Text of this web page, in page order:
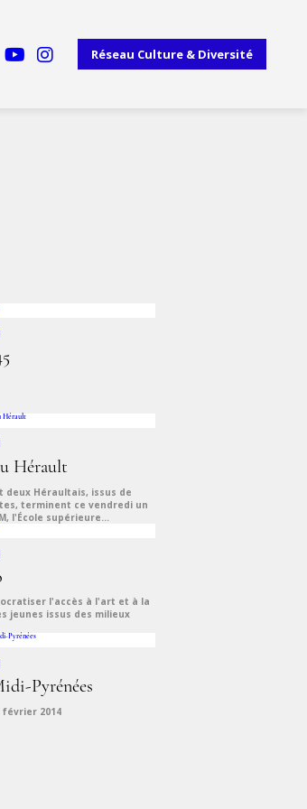
Réseau Culture & Diversité
Hérault
deux Héraultais, issus de
terminent ce vendredi un
l'École supérieure...
l'accès à l'art et à la
jeunes issus des milieux
Pyrénées
février 2014